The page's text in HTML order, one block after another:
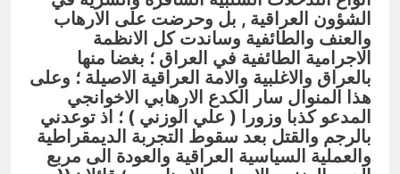
الشؤون العراقية , بل وحرضت على الارهاب
والعنف والطائفية وساندت كل الانظمة
الاجرامية الطائفية في العراق ؛ بغضا منها
بالعراق والاغلبية والامة العراقية الاصيلة ؛ وعلى
هذا المنوال سار الكدع الارهابي الاخوانجي
المدعو كذبا وزورا ( علي الوزني ) ؛ اذ توعدني
بالرجم والقتل بعد سقوط التجربة الديمقراطية
والعملية السياسية العراقية والعودة الى مربع